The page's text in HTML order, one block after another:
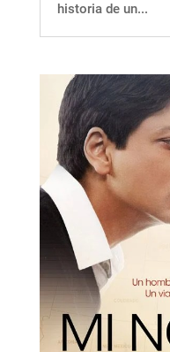
historia de un...